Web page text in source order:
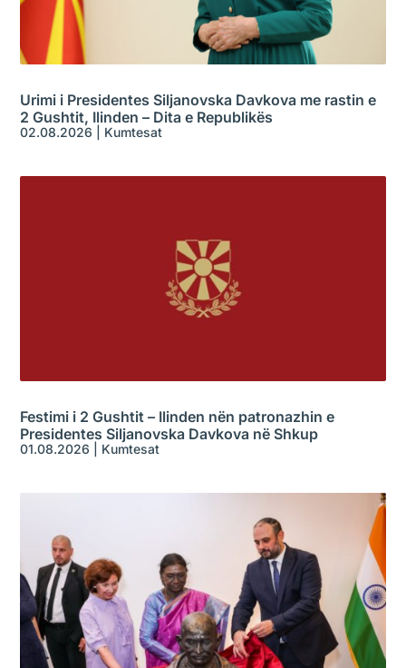
Urimi i Presidentes Siljanovska Davkova me rastin e
2 Gushtit, Ilinden – Dita e Republikës
02.08.2026 Kumtesat
Festimi i 2 Gushtit – Ilinden nën patronazhin e
Presidentes Siljanovska Davkova në Shkup
01.08.2026 Kumtesat